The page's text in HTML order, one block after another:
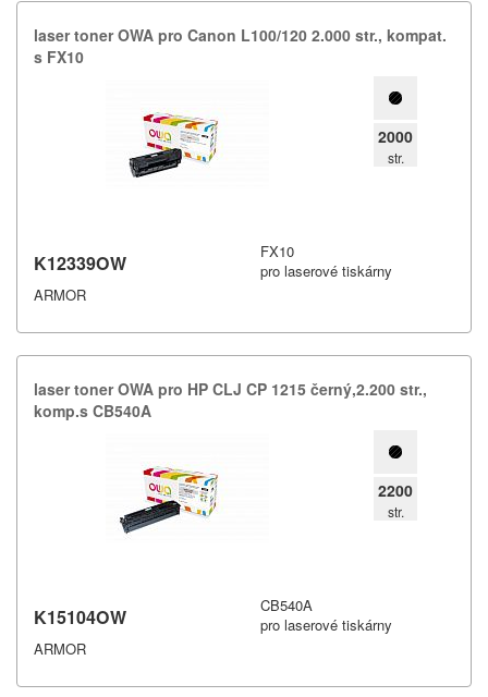
laser toner OWA pro Canon L100/​120 2.​000 str.​,​ kompat.​
s FX10
2000
str.
K12339OW
ARMOR
FX10
pro laserové tiskárny
laser toner OWA pro HP CLJ CP 1215 černý,​2.​200 str.​,​
komp.​s CB540A
2200
str.
K15104OW
ARMOR
CB540A
pro laserové tiskárny